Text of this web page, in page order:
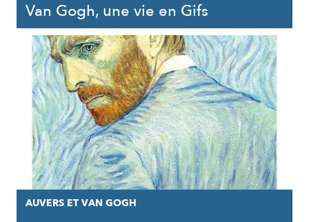
Van Gogh, une vie en Gifs
AUVERS ET VAN GOGH